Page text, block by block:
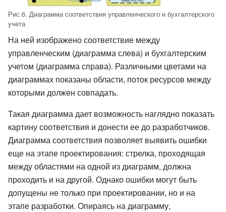
Рис.6. Диаграмма соответствия управленческого и бухгалтерского
учета
На ней изображено соответствие между
управленческим (диаграмма слева) и бухгалтерским
учетом (диаграмма справа). Различными цветами на
диаграммах показаны области, поток ресурсов между
которыми должен совпадать.
Такая диаграмма дает возможность наглядно показать
картину соответствия и донести ее до разработчиков.
Диаграмма соответствия позволяет выявить ошибки
еще на этапе проектирования: стрелка, проходящая
между областями на одной из диаграмм, должна
проходить и на другой. Однако ошибки могут быть
допущены не только при проектировании, но и на
этапе разработки. Опираясь на диаграмму,